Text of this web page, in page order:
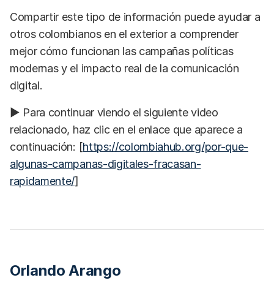
Compartir este tipo de información puede ayudar a
otros colombianos en el exterior a comprender
mejor cómo funcionan las campañas políticas
modernas y el impacto real de la comunicación
digital.
▶️ Para continuar viendo el siguiente video
relacionado, haz clic en el enlace que aparece a
continuación: [https://colombiahub.org/por-que-
algunas-campanas-digitales-fracasan-
rapidamente/]
Orlando Arango